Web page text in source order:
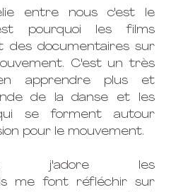
entre nous c'est le
pourquoi les films
des documentaires sur
C'est un très
apprendre plus et
de la danse et les
se forment autour
pour le mouvement.
j'adore les
me font réfléchir sur